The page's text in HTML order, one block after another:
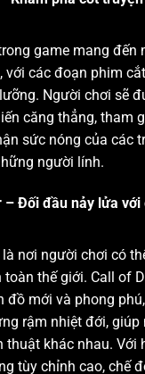
game mang đến
với các đoạn phim
Người chơi sẽ
căng thẳng, tham
sức nóng của các
người lính.
– Đối đầu nảy lửa với
nơi người chơi có
toàn thế giới. Call of
đồ mới và phong
rậm nhiệt đới,
thuật khác nhau. Với
tùy chỉnh cao, chế